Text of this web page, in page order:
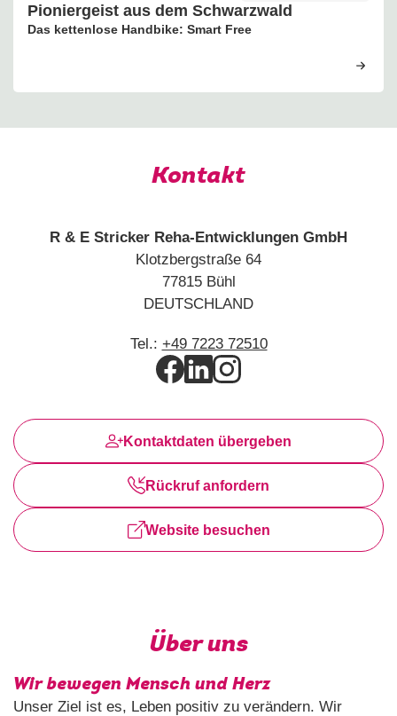
Pioniergeist aus dem Schwarzwald
Das kettenlose Handbike: Smart Free
Kontakt
R & E Stricker Reha-Entwicklungen GmbH
Klotzbergstraße 64
77815 Bühl
DEUTSCHLAND
Tel.: +49 7223 72510
Kontaktdaten übergeben
Rückruf anfordern
Website besuchen
Über uns
Wir bewegen Mensch und Herz
Unser Ziel ist es, Leben positiv zu verändern. Wir